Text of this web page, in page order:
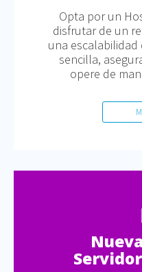
Opta por un
disfrutar de un
una
sencilla,
opere de